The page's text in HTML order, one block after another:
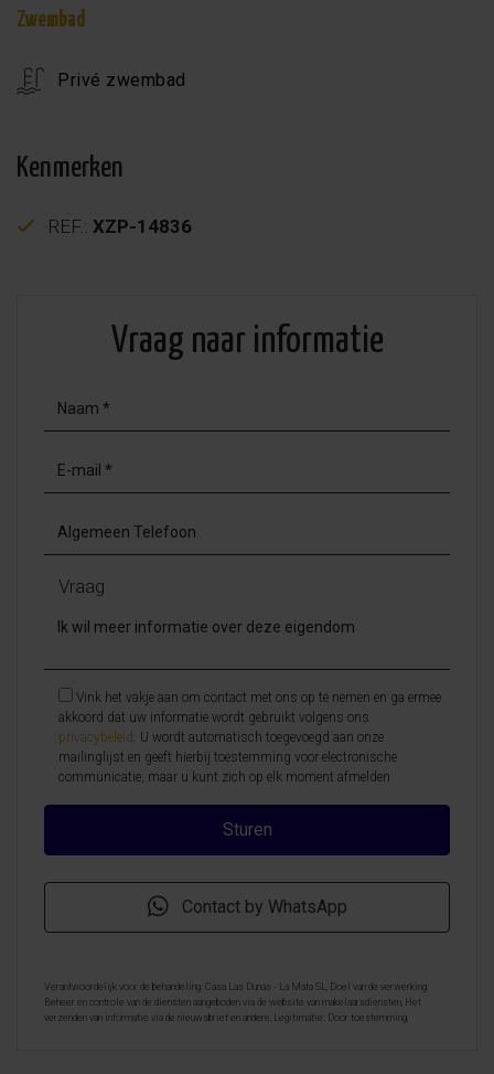
Zwembad
Privé zwembad
Kenmerken
REF.: XZP-14836
Vraag naar informatie
Vraag
Vink het vakje aan om contact met ons op te nemen en ga ermee
akkoord dat uw informatie wordt gebruikt volgens ons
privacybeleid . U wordt automatisch toegevoegd aan onze
mailinglijst en geeft hierbij toestemming voor electronische
communicatie, maar u kunt zich op elk moment afmelden
Contact by WhatsApp
Verantwoordelijk voor de behandeling: Casa Las Dunas - La Mata SL, Doel van de verwerking:
Beheer en controle van de diensten aangeboden via de website van makelaarsdiensten, Het
verzenden van informatie via de nieuwsbrief en andere, Legitimatie: Door toestemming,